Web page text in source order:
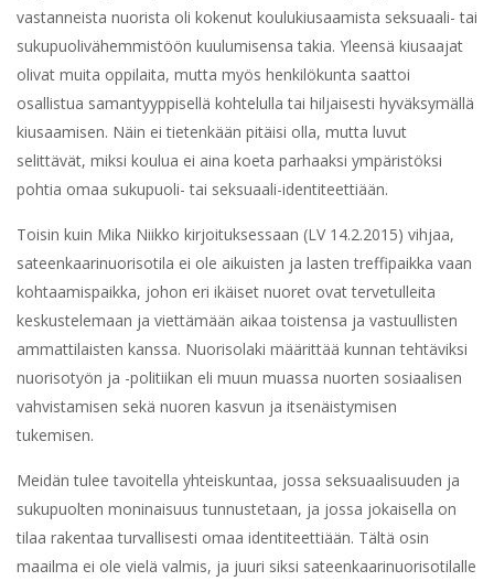
vastanneista nuorista oli kokenut koulukiusaamista seksuaali- tai
sukupuolivähemmistöön kuulumisensa takia. Yleensä kiusaajat
olivat muita oppilaita, mutta myös henkilökunta saattoi
osallistua samantyyppisellä kohtelulla tai hiljaisesti hyväksymällä
kiusaamisen. Näin ei tietenkään pitäisi olla, mutta luvut
selittävät, miksi koulua ei aina koeta parhaaksi ympäristöksi
pohtia omaa sukupuoli- tai seksuaali-identiteettiään.
Toisin kuin Mika Niikko kirjoituksessaan (LV 14.2.2015) vihjaa,
sateenkaarinuorisotila ei ole aikuisten ja lasten treffipaikka vaan
kohtaamispaikka, johon eri ikäiset nuoret ovat tervetulleita
keskustelemaan ja viettämään aikaa toistensa ja vastuullisten
ammattilaisten kanssa. Nuorisolaki määrittää kunnan tehtäviksi
nuorisotyön ja -politiikan eli muun muassa nuorten sosiaalisen
vahvistamisen sekä nuoren kasvun ja itsenäistymisen
tukemisen.
Meidän tulee tavoitella yhteiskuntaa, jossa seksuaalisuuden ja
sukupuolten moninaisuus tunnustetaan, ja jossa jokaisella on
tilaa rakentaa turvallisesti omaa identiteettiään. Tältä osin
maailma ei ole vielä valmis, ja juuri siksi sateenkaarinuorisotilalle